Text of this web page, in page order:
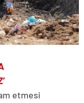
etmesi